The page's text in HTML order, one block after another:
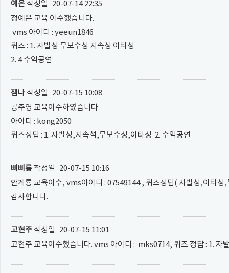
예은작성일
20-07-14 22:35
정예은 교육 이수했습니다.
vms 아이디 : yeeun1846
퀴즈 : 1. 자발성 무보수성 지속성 이타성
2. 4 수익공연
잼나작성일
20-07-15 10:08
공주영 교육이수하였습니다
아이디 : kong2050
퀴즈정답 : 1. 자발성,지속석,무보수성,이타성 2. 수익공연
삐삐롱작성일
20-07-15 10:16
안계룡 교육이수, vms아이디 : 07549144 , 퀴즈정답( 자발성,이타성
감사합니다.
고현주작성일
20-07-15 11:01
고현주 교육이수했습니다. vms 아이디 : mks0714, 퀴즈 정답 : 1. 자